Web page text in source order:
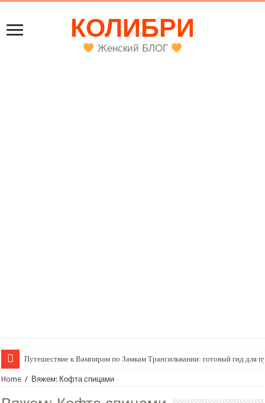
КОЛИБРИ
Женский БЛОГ
Путешествие к Вампирам по Замкам Трансильвании: готовый гид для
Женский внутренний голос
Home / Вяжем: Кофта спицами